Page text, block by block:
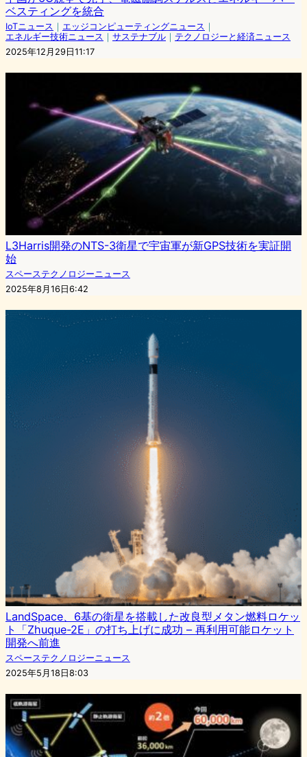
ベスティングを統合
IoTニュース ｜ エッジコンピューティングニュース ｜
エネルギー技術ニュース ｜ サステナブル ｜ テクノロジーと経済ニュース
2025年12月29日11:17
L3Harris開発のNTS-3衛星で宇宙軍が新GPS技術を実証開
始
スペーステクノロジーニュース
2025年8月16日6:42
LandSpace、6基の衛星を搭載した改良型メタン燃料ロケッ
ト「Zhuque-2E」の打ち上げに成功 – 再利用可能ロケット
開発へ前進
スペーステクノロジーニュース
2025年5月18日8:03